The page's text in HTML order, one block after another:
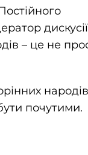
дискусії
– це не
почутими.